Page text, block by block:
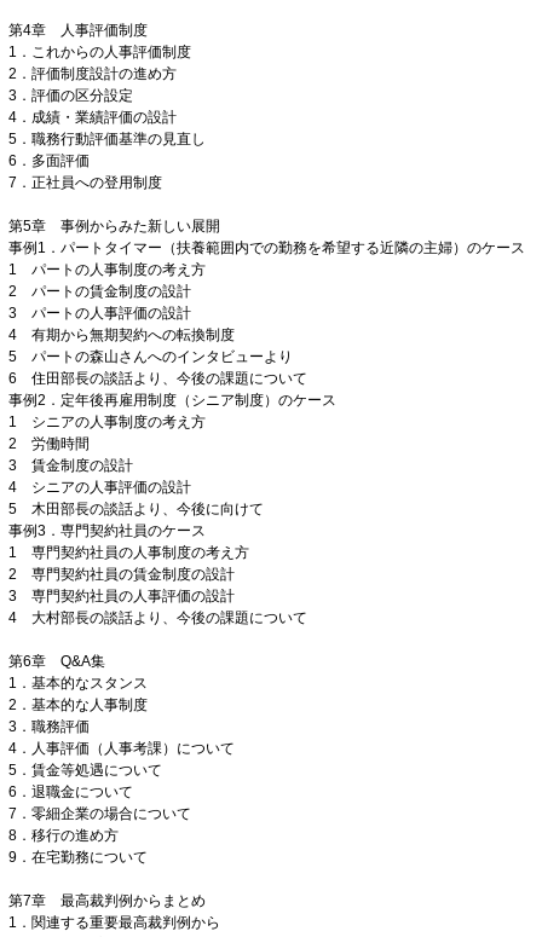
第4章 人事評価制度
1．これからの人事評価制度
2．評価制度設計の進め方
3．評価の区分設定
4．成績・業績評価の設計
5．職務行動評価基準の見直し
6．多面評価
7．正社員への登用制度
第5章 事例からみた新しい展開
事例1．パートタイマー（扶養範囲内での勤務を希望する近隣の主婦）のケース
1 パートの人事制度の考え方
2 パートの賃金制度の設計
3 パートの人事評価の設計
4 有期から無期契約への転換制度
5 パートの森山さんへのインタビューより
6 住田部長の談話より、今後の課題について
事例2．定年後再雇用制度（シニア制度）のケース
1 シニアの人事制度の考え方
2 労働時間
3 賃金制度の設計
4 シニアの人事評価の設計
5 木田部長の談話より、今後に向けて
事例3．専門契約社員のケース
1 専門契約社員の人事制度の考え方
2 専門契約社員の賃金制度の設計
3 専門契約社員の人事評価の設計
4 大村部長の談話より、今後の課題について
第6章 Q&A集
1．基本的なスタンス
2．基本的な人事制度
3．職務評価
4．人事評価（人事考課）について
5．賃金等処遇について
6．退職金について
7．零細企業の場合について
8．移行の進め方
9．在宅勤務について
第7章 最高裁判例からまとめ
1．関連する重要最高裁判例から